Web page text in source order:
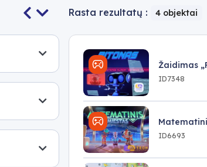
Rasta rezultatų : 4 objektai
Žaidimas
ID7348
ID6693